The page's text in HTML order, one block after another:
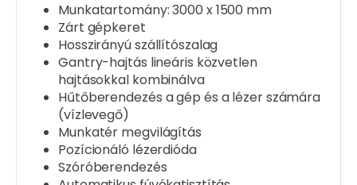
Munkatartomány: 3000 x 1500 mm
Zárt gépkeret
Hosszirányú szállítószalag
Gantry-hajtás lineáris közvetlen
hajtásokkal kombinálva
Hűtőberendezés a gép és a lézer számára
(vízlevegő)
Munkatér megvilágítás
Pozícionáló lézerdióda
Szóróberendezés